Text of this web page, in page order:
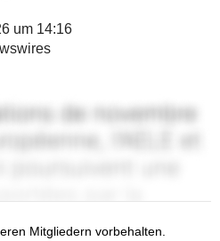
um 14:16
Mitgliedern vorbehalten.